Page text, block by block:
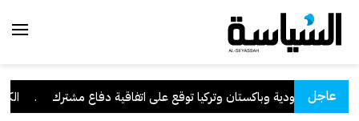
عاجل
السعودية وباكستان وتركيا توقع على اتفاقية دفاع مشترك